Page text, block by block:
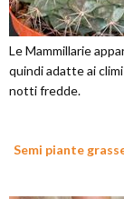
Le Mammillarie
quindi adatte ai
notti fredde.
Semi piante